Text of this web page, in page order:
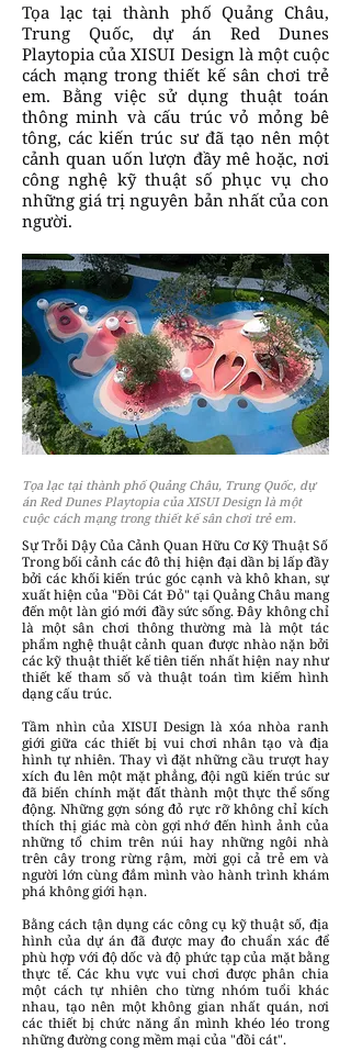
Tọa lạc tại thành phố Quảng Châu,
Trung Quốc, dự án Red Dunes
Playtopia của XISUI Design là một cuộc
cách mạng trong thiết kế sân chơi trẻ
em. Bằng việc sử dụng thuật toán
thông minh và cấu trúc vỏ mỏng bê
tông, các kiến trúc sư đã tạo nên một
cảnh quan uốn lượn đầy mê hoặc, nơi
công nghệ kỹ thuật số phục vụ cho
những giá trị nguyên bản nhất của con
người.
Tọa lạc tại thành phố Quảng Châu, Trung Quốc, dự
án Red Dunes Playtopia của XISUI Design là một
cuộc cách mạng trong thiết kế sân chơi trẻ em.
Sự Trỗi Dậy Của Cảnh Quan Hữu Cơ Kỹ Thuật Số
Trong bối cảnh các đô thị hiện đại dần bị lấp đầy
bởi các khối kiến trúc góc cạnh và khô khan, sự
xuất hiện của "Đồi Cát Đỏ" tại Quảng Châu mang
đến một làn gió mới đầy sức sống. Đây không chỉ
là một sân chơi thông thường mà là một tác
phẩm nghệ thuật cảnh quan được nhào nặn bởi
các kỹ thuật thiết kế tiên tiến nhất hiện nay như
thiết kế tham số và thuật toán tìm kiếm hình
dạng cấu trúc.
Tầm nhìn của XISUI Design là xóa nhòa ranh
giới giữa các thiết bị vui chơi nhân tạo và địa
hình tự nhiên. Thay vì đặt những cầu trượt hay
xích đu lên một mặt phẳng, đội ngũ kiến trúc sư
đã biến chính mặt đất thành một thực thể sống
động. Những gợn sóng đỏ rực rỡ không chỉ kích
thích thị giác mà còn gợi nhớ đến hình ảnh của
những tổ chim trên núi hay những ngôi nhà
trên cây trong rừng rậm, mời gọi cả trẻ em và
người lớn cùng đắm mình vào hành trình khám
phá không giới hạn.
Bằng cách tận dụng các công cụ kỹ thuật số, địa
hình của dự án đã được may đo chuẩn xác để
phù hợp với độ dốc và độ phức tạp của mặt bằng
thực tế. Các khu vực vui chơi được phân chia
một cách tự nhiên cho từng nhóm tuổi khác
nhau, tạo nên một không gian nhất quán, nơi
các thiết bị chức năng ẩn mình khéo léo trong
những đường cong mềm mại của "đồi cát".